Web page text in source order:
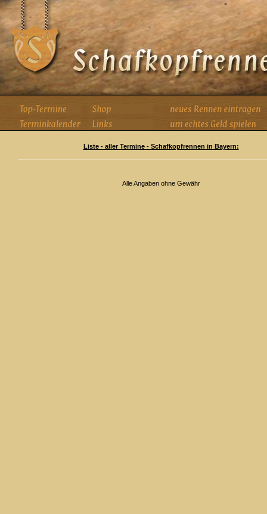
Liste - aller Termine - Schafkopfrennen in Bayern:
Alle Angaben ohne Gewähr